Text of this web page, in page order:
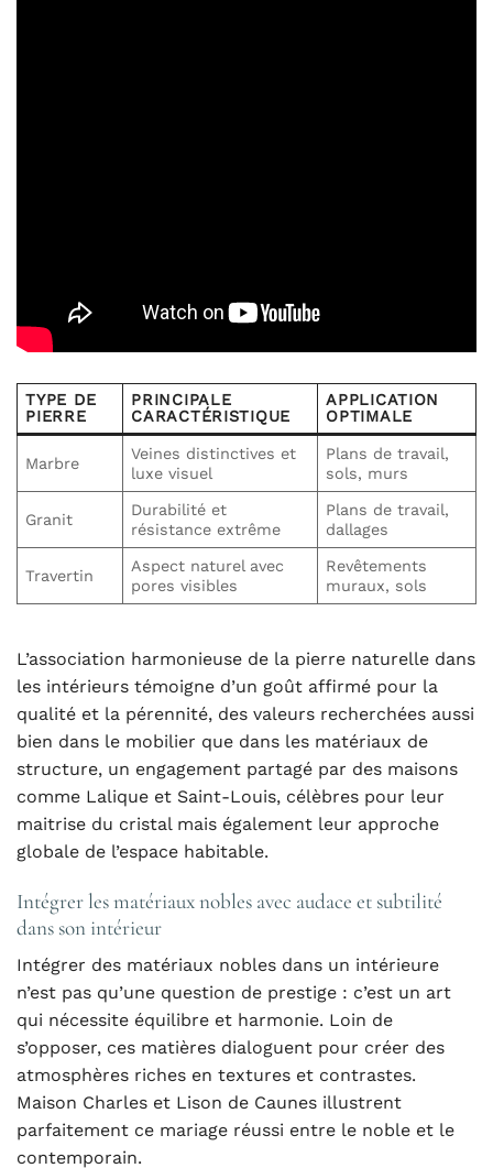
TYPE DE
PIERRE
PRINCIPALE
CARACTÉRISTIQUE
APPLICATION
OPTIMALE
Marbre
Veines distinctives et
luxe visuel
Plans de travail,
sols, murs
Granit
Durabilité et
résistance extrême
Plans de travail,
dallages
Travertin
Aspect naturel avec
pores visibles
Revêtements
muraux, sols
L’association harmonieuse de la pierre naturelle dans
les intérieurs témoigne d’un goût affirmé pour la
qualité et la pérennité, des valeurs recherchées aussi
bien dans le mobilier que dans les matériaux de
structure, un engagement partagé par des maisons
comme Lalique et Saint-Louis, célèbres pour leur
maitrise du cristal mais également leur approche
globale de l’espace habitable.
Intégrer les matériaux nobles avec audace et subtilité
dans son intérieur
Intégrer des matériaux nobles dans un intérieure
n’est pas qu’une question de prestige : c’est un art
qui nécessite équilibre et harmonie. Loin de
s’opposer, ces matières dialoguent pour créer des
atmosphères riches en textures et contrastes.
Maison Charles et Lison de Caunes illustrent
parfaitement ce mariage réussi entre le noble et le
contemporain.